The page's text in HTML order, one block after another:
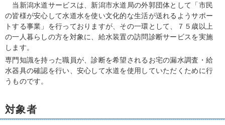
当新潟水道サービスは、新潟市水道局の外郭団体として「市民
の皆様が安心して水道水を使い文化的な生活が送れるようサポー
トする事業」を行っておりますが、その一環として、７５歳以上
の一人暮らしの方を対象に、給水装置の訪問診断サービスを実施
します。
専門知識を持った職員が、診断を希望されるお宅の漏水調査・給
水器具の確認を行い、安心して水道を使用していただくために行
うものです。
対象者